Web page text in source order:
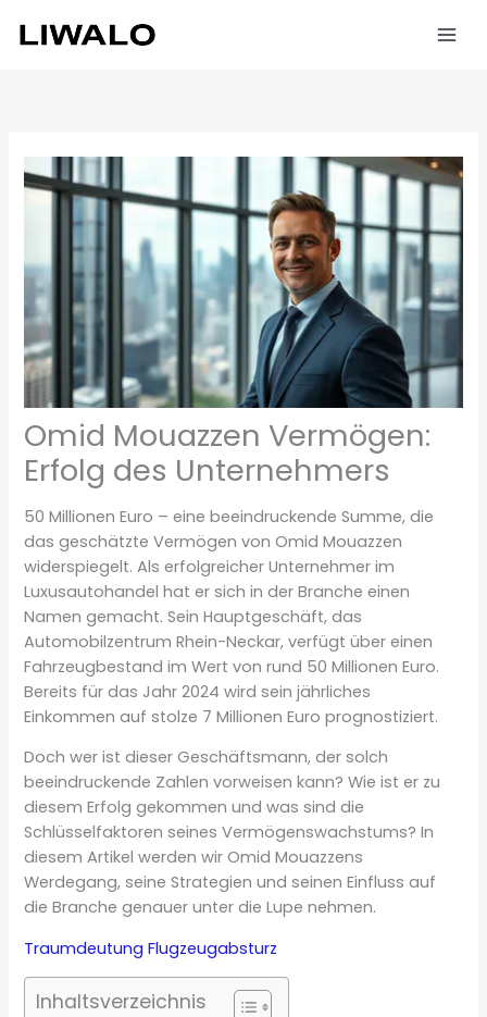
Inhalt
Omid Mouazzen Vermögen:
Erfolg des Unternehmers
50 Millionen Euro – eine beeindruckende Summe, die
das geschätzte Vermögen von Omid Mouazzen
widerspiegelt. Als erfolgreicher Unternehmer im
Luxusautohandel hat er sich in der Branche einen
Namen gemacht. Sein Hauptgeschäft, das
Automobilzentrum Rhein-Neckar, verfügt über einen
Fahrzeugbestand im Wert von rund 50 Millionen Euro.
Bereits für das Jahr 2024 wird sein jährliches
Einkommen auf stolze 7 Millionen Euro prognostiziert.
Doch wer ist dieser Geschäftsmann, der solch
beeindruckende Zahlen vorweisen kann? Wie ist er zu
diesem Erfolg gekommen und was sind die
Schlüsselfaktoren seines Vermögenswachstums? In
diesem Artikel werden wir Omid Mouazzens
Werdegang, seine Strategien und seinen Einfluss auf
die Branche genauer unter die Lupe nehmen.
Traumdeutung Flugzeugabsturz
Inhaltsverzeichnis